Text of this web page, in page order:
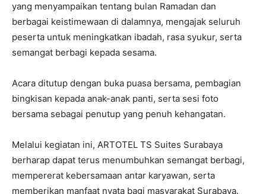
yang menyampaikan tentang bulan Ramadan dan
berbagai keistimewaan di dalamnya, mengajak seluruh
peserta untuk meningkatkan ibadah, rasa syukur, serta
semangat berbagi kepada sesama.
Acara ditutup dengan buka puasa bersama, pembagian
bingkisan kepada anak-anak panti, serta sesi foto
bersama sebagai penutup yang penuh kehangatan.
Melalui kegiatan ini, ARTOTEL TS Suites Surabaya
berharap dapat terus menumbuhkan semangat berbagi,
mempererat kebersamaan antar karyawan, serta
memberikan manfaat nyata bagi masyarakat Surabaya.